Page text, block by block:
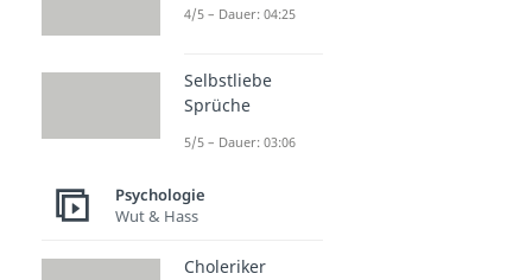
4/5 – Dauer: 04:25
Selbstliebe
Sprüche
5/5 – Dauer: 03:06
Psychologie
Wut & Hass
Choleriker